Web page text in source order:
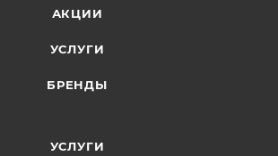
АКЦИИ
УСЛУГИ
БРЕНДЫ
УСЛУГИ